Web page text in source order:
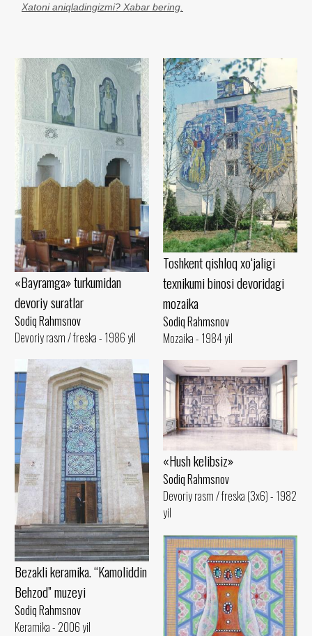
Xatoni aniqladingizmi? Xabar bering.
«Bayramga» turkumidan
devoriy suratlar
Sodiq Rahmsnov
Devoriy rasm / freska - 1986 yil
Toshkent qishloq xo‘jaligi
texnikumi binosi devoridagi
mozaika
Sodiq Rahmsnov
Mozaika - 1984 yil
Bezakli keramika. “Kamoliddin
Behzod” muzeyi
Sodiq Rahmsnov
Keramika - 2006 yil
«Hush kelibsiz»
Sodiq Rahmsnov
Devoriy rasm / freska (3x6) - 1982
yil